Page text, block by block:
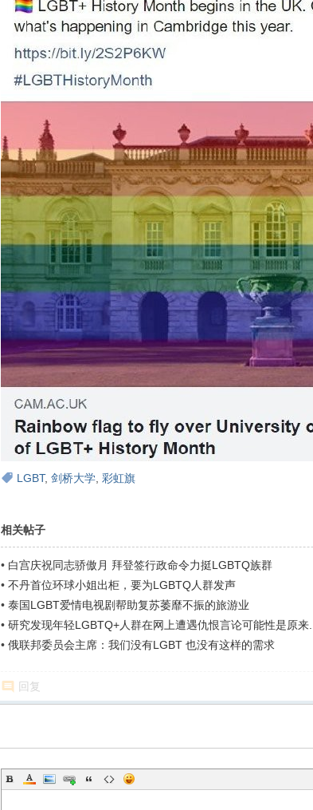
LGBT, 剑桥大学 彩虹旗
相关帖子
• 白宫庆祝同志骄傲月 拜登签行政命令力挺LGBTQ族群
• 不丹首位环球小姐出柜，要为LGBTQ人群发声
• 泰国LGBT爱情电视剧帮助复苏萎靡不振的旅游业
• 研究发现年轻LGBTQ+人群在网上遭遇仇恨言论可能性是原来...
• 俄联邦委员会主席：我们没有LGBT 也没有这样的需求
回复